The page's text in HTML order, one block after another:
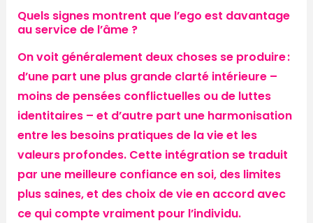
Quels signes montrent que l’ego est davantage
au service de l’âme ?
On voit généralement deux choses se produire :
d’une part une plus grande clarté intérieure –
moins de pensées conflictuelles ou de luttes
identitaires – et d’autre part une harmonisation
entre les besoins pratiques de la vie et les
valeurs profondes. Cette intégration se traduit
par une meilleure confiance en soi, des limites
plus saines, et des choix de vie en accord avec
ce qui compte vraiment pour l’individu.